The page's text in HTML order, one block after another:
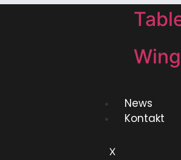
News
Kontakt
X